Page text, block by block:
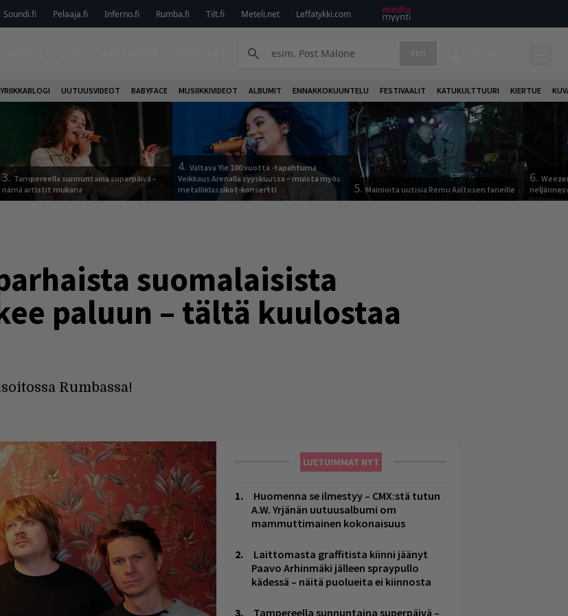
Soundi.fi Pelaaja.fi Inferno.fi Rumba.fi Tilt.fi Meteli.net Leffatykki.com
UUTUUSVIDEOT BABYFACE MUSIIKKIVIDEOT ALBUMIT ENNAKKOKUUNTELU FESTIVAALIT KATUKULTTUURI KIERTUE
3. Tampereella sunnuntaina superpäivä –
nämä artistit mukana
4. Valtava Yle 100 vuotta -tapahtuma
Veikkaus Arenalla syyskuussa – muista myös
metalliklassikot-konsertti
5.Mainioita uutisia Remu Aaltosen faneille
6.
suomalaisista
paluun – tältä kuulostaa
Rumbassa!
LUETUIMMAT NYT
Huomenna se ilmestyy – CMX:stä tutun
A.W. Yrjänän uutuusalbumi om
mammuttimainen kokonaisuus
Laittomasta graffitista kiinni jäänyt
Paavo Arhinmäki jälleen spraypullo
kädessä – näitä puolueita ei kiinnosta
Tampereella sunnuntaina superpäivä –